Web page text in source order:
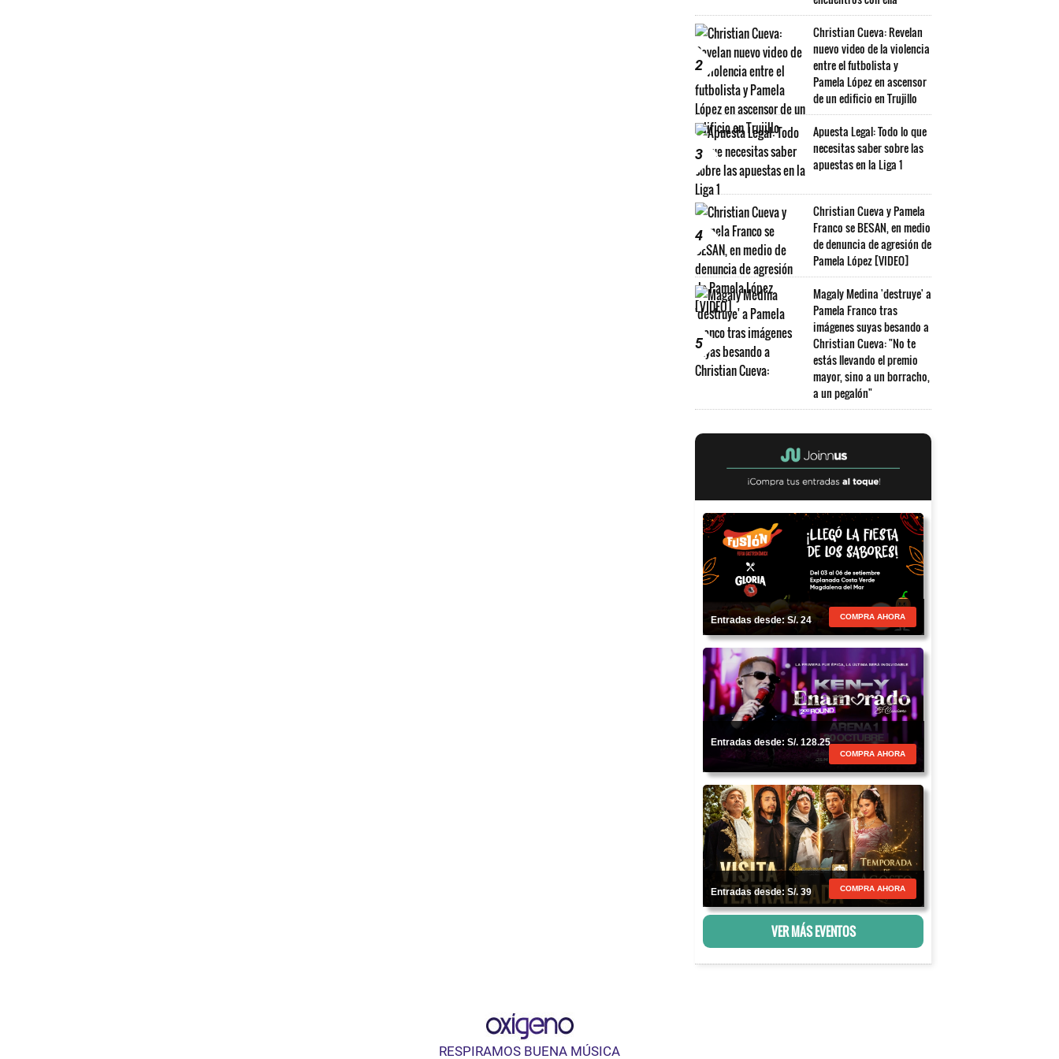
2
Christian Cueva: Revelan
nuevo video de la violencia
entre el futbolista y
Pamela López en ascensor
de un edificio en Trujillo
3
Apuesta Legal: Todo lo que
necesitas saber sobre las
apuestas en la Liga 1
4
Christian Cueva y Pamela
Franco se BESAN, en medio
de denuncia de agresión de
Pamela López [VIDEO]
5
Magaly Medina 'destruye' a
Pamela Franco tras
imágenes suyas besando a
Christian Cueva: "No te
estás llevando el premio
mayor, sino a un borracho,
a un pegalón"
Entradas desde: S/. 24 COMPRA AHORA
Entradas desde: S/. 128.25
COMPRA AHORA
Entradas desde: S/. 39 COMPRA AHORA
VER MÁS EVENTOS
RESPIRAMOS BUENA MÚSICA